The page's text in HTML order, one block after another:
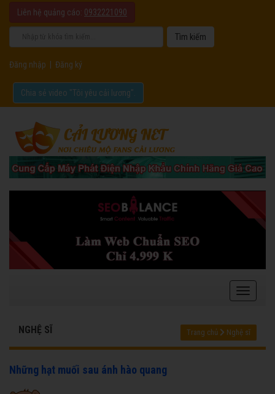
Liên hệ quảng cáo: 0932221090
Đăng nhập Đăng ký
Chia sẻ video "Tôi yêu cải lương".
NGHỆ SĨ Trang chủ Nghệ sĩ
Những hạt muối sau ánh hào quang